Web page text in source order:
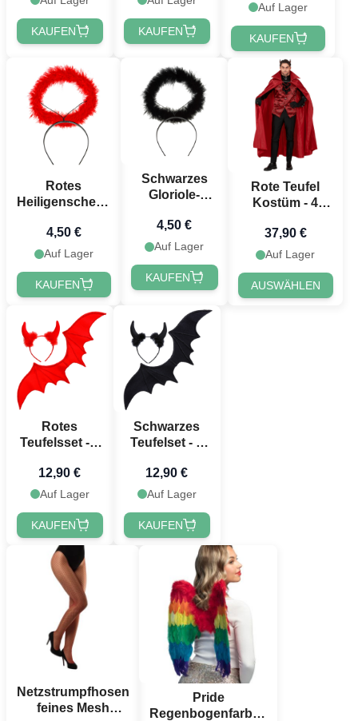
KAUFEN KAUFEN
Auf Lager
KAUFEN
Rotes
Heiligenschein-
4,50 €
Auf Lager
KAUFEN
Schwarzes
Gloriole-
4,50 €
Auf Lager
KAUFEN
Rote Teufel
Kostüm - 4
37,90 €
Auf Lager
AUSWÄHLEN
Rotes
Teufelsset - 2
12,90 €
Auf Lager
KAUFEN
Schwarzes
Teufelset - 2
12,90 €
Auf Lager
KAUFEN
Netzstrumpfhosen
feines Mesh
Pride
Regenbogenfarben
Möchtest du 10 % Rabatt
erhalten? 🎁
Erhalte 10 % Rabatt
auf deine nächste
Bestellung, indem du dich für unseren
festlichen Newsletter anmeldest 🎉
Jetzt registrieren!